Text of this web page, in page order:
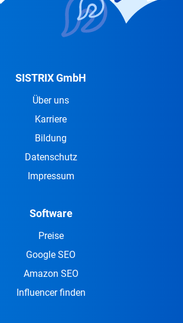
SISTRIX GmbH
Über uns
Karriere
Bildung
Datenschutz
Impressum
Software
Preise
Google SEO
Amazon SEO
Influencer finden